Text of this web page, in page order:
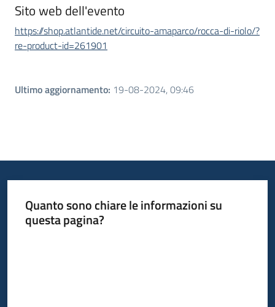
Sito web dell'evento
https://shop.atlantide.net/circuito-amaparco/rocca-di-riolo/?
re-product-id=261901
Ultimo aggiornamento: 19-08-2024, 09:46
Quanto sono chiare le informazioni su
questa pagina?